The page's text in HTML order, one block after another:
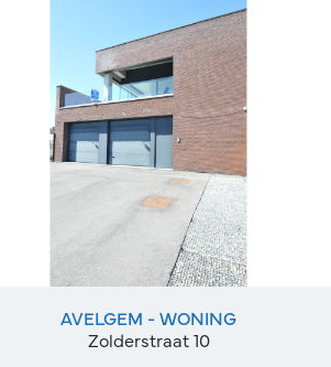
3 Ja
AVELGEM - WONING
Zolderstraat 10